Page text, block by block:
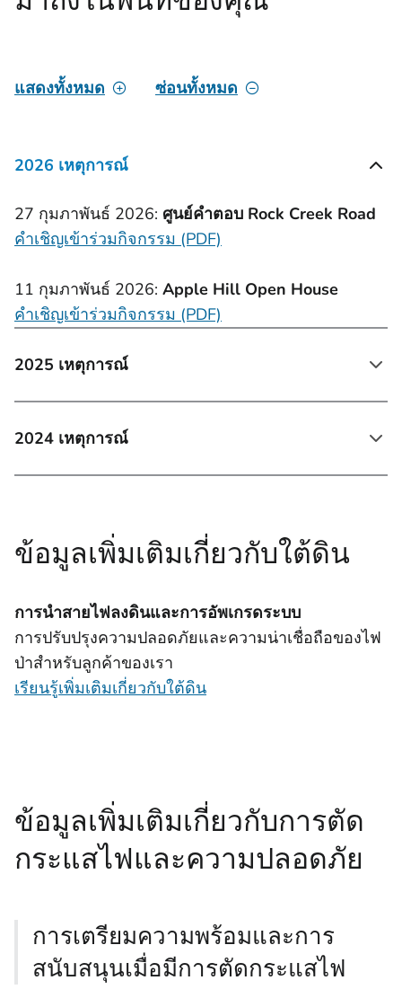
แสดงทั้งหมด ซ่อนทั้งหมด
2026 เหตุการณ์
27 กุมภาพันธ์ 2026: ศูนย์คําตอบ Rock Creek Road
คําเชิญเข้าร่วมกิจกรรม (PDF)
11 กุมภาพันธ์ 2026: Apple Hill Open House
คําเชิญเข้าร่วมกิจกรรม (PDF)
2025 เหตุการณ์
2024 เหตุการณ์
ข้อมูลเพิ่มเติมเกี่ยวกับใต้ดิน
การนำสายไฟลงดินและการอัพเกรดระบบ
การปรับปรุงความปลอดภัยและความน่าเชื่อถือของไฟ
ป่าสําหรับลูกค้าของเรา
เรียนรู้เพิ่มเติมเกี่ยวกับใต้ดิน
ข้อมูลเพิ่มเติมเกี่ยวกับการตัด
กระแสไฟและความปลอดภัย
การเตรียมความพร้อมและการ
สนับสนุนเมื่อมีการตัดกระแสไฟ